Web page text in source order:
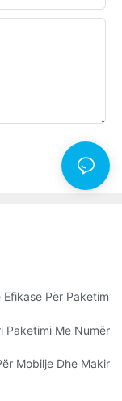
Besueshme Dhe Të
Për
Për Kontroll Të
Paketimi Me
Për Paketim
Mobilje Dhe